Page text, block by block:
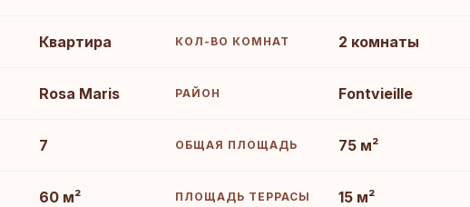
Квартира КОЛ-ВО КОМНАТ 2 комнаты
Rosa Maris РАЙОН Fontvieille
7 ОБЩАЯ ПЛОЩАДЬ 75 м²
60 м² ПЛОЩАДЬ ТЕРРАСЫ 15 м²